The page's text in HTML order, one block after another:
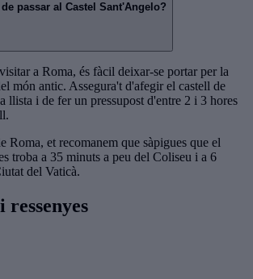
passar al Castel Sant'Angelo?
a Roma, és fàcil deixar-se portar per la
món antic. Assegura't d'afegir el castell de
llista i de fer un pressupost d'entre 2 i 3 hores
Roma, et recomanem que sàpigues que el
troba a 35 minuts a peu del Coliseu i a 6
del Vaticà.
ressenyes